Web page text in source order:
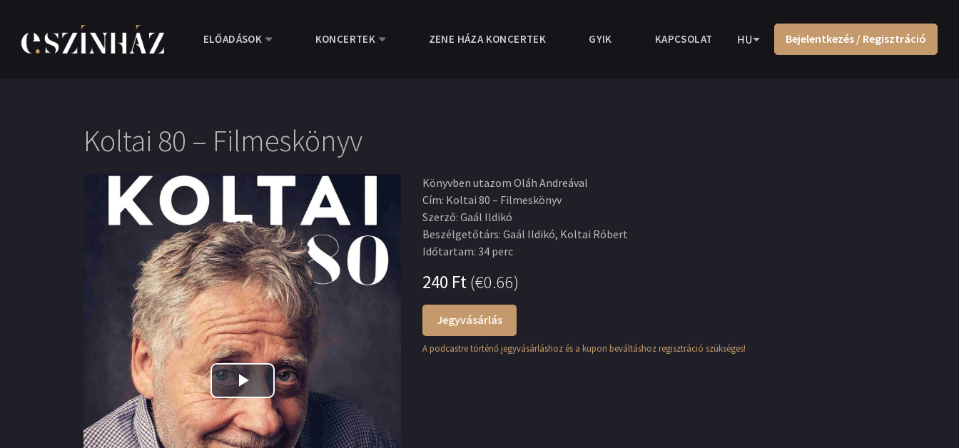
ELŐADÁSOK KONCERTEK ZENE HÁZA KONCERTEK GYIK KAPCSOLAT HU Bejelentkezés / Regisztráció
Koltai 80 – Filmeskönyv
Play
Video
Könyvben utazom Oláh Andreával
Cím: Koltai 80 – Filmeskönyv
Szerző: Gaál Ildikó
Beszélgetőtárs: Gaál Ildikó, Koltai Róbert
Időtartam: 34 perc
240 Ft(€0.66)
Jegyvásárlás
A podcastre történő jegyvásárláshoz és a kupon beváltáshoz regisztráció szükséges!